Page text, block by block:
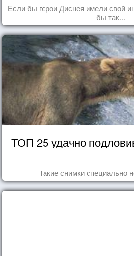
Если бы герои Диснея имели свой
бы так...
ТОП 25 удачно
Такие снимки специально